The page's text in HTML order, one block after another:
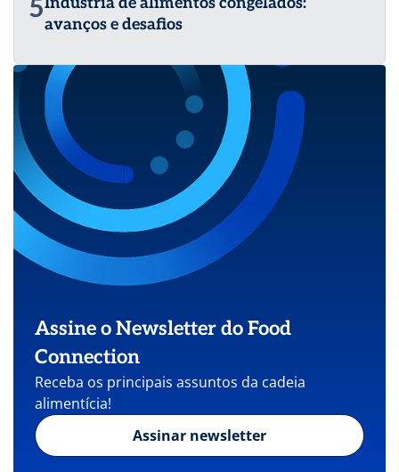
5avanços e desafios
Assine o Newsletter do Food
Connection
Receba os principais assuntos da cadeia
alimentícia!
Assinar newsletter